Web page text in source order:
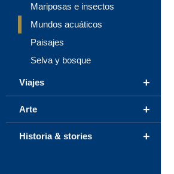
Mariposas e insectos
Mundos acuáticos
Paisajes
Selva y bosque
+
Viajes
+
Arte
+
Historia & stories